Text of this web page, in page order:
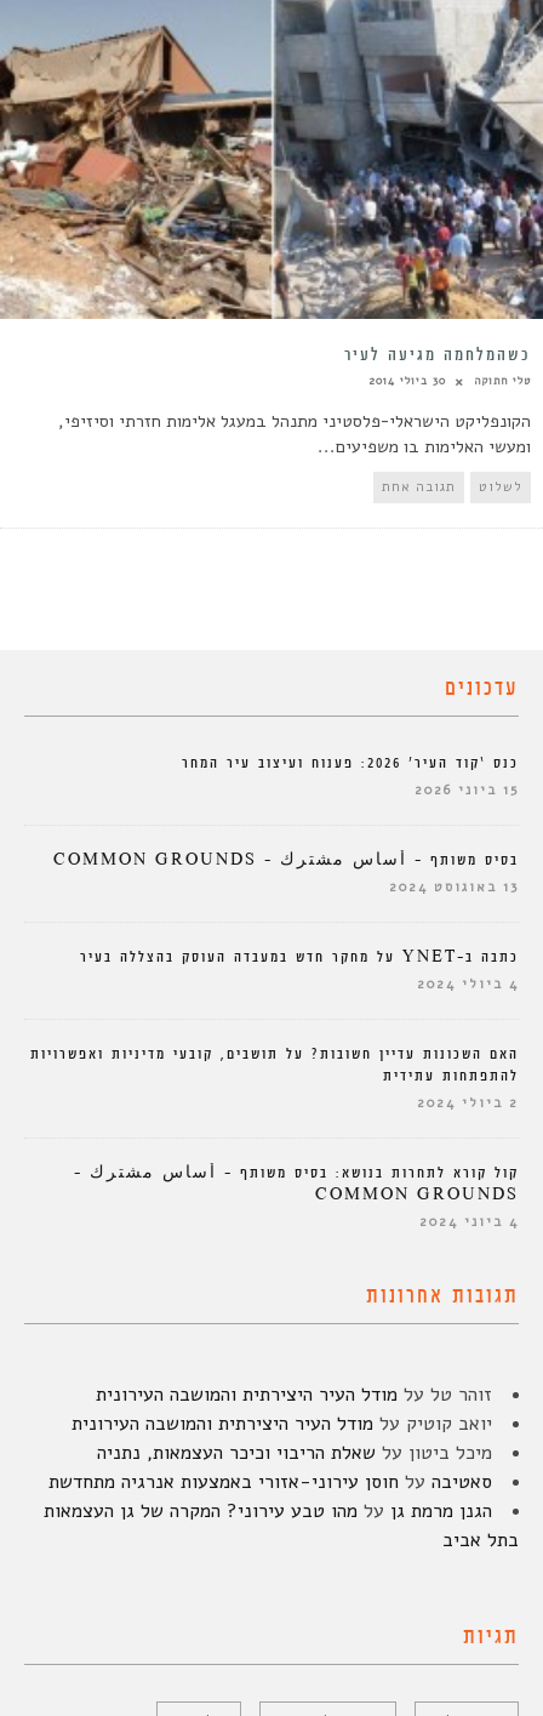
כשהמלחמה מגיעה לעיר
טלי חתוקה 30 ביולי 2014
הקונפליקט הישראלי-פלסטיני מתנהל במעגל אלימות חזרתי וסיזיפי,
ומעשי האלימות בו משפיעים...
לשלוט תגובה אחת
עדכונים
כנס ‘קוד העיר’ 2026: פענוח ועיצוב עיר המחר
15 ביוני 2026
בסיס משותף – أساس مشترك – COMMON GROUNDS
13 באוגוסט 2024
כתבה ב-YNET על מחקר חדש במעבדה העוסק בהצללה בעיר
4 ביולי 2024
האם השכונות עדיין חשובות? על תושבים, קובעי מדיניות ואפשרויות
להתפתחות עתידית
2 ביולי 2024
קול קורא לתחרות בנושא: בסיס משותף – أساس مشترك –
COMMON GROUNDS
4 ביוני 2024
תגובות אחרונות
זוהר טל על מודל העיר היצירתית והמושבה העירונית
יואב קוטיק על מודל העיר היצירתית והמושבה העירונית
מיכל ביטון על שאלת הריבוי וכיכר העצמאות, נתניה
סאטיבה על חוסן עירוני-אזורי באמצעות אנרגיה מתחדשת
הגנן מרמת גן על מהו טבע עירוני? המקרה של גן העצמאות
בתל אביב
תגיות